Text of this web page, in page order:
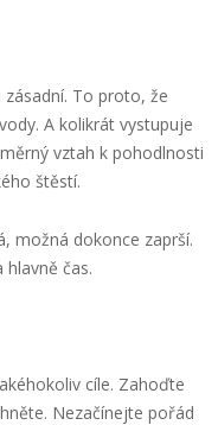
To proto, že
A kolikrát vystupuje
vztah k pohodlnosti
štěstí.
možná dokonce zaprší.
čas.
cíle. Zahoďte
Nezačínejte pořád